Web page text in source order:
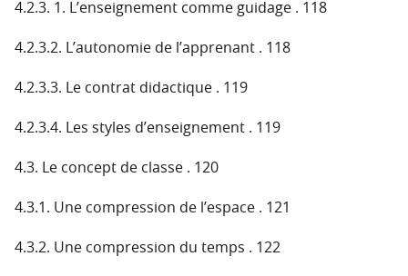
4.2.3. 1. L’enseignement comme guidage . 118
4.2.3.2. L’autonomie de l’apprenant . 118
4.2.3.3. Le contrat didactique . 119
4.2.3.4. Les styles d’enseignement . 119
4.3. Le concept de classe . 120
4.3.1. Une compression de l’espace . 121
4.3.2. Une compression du temps . 122